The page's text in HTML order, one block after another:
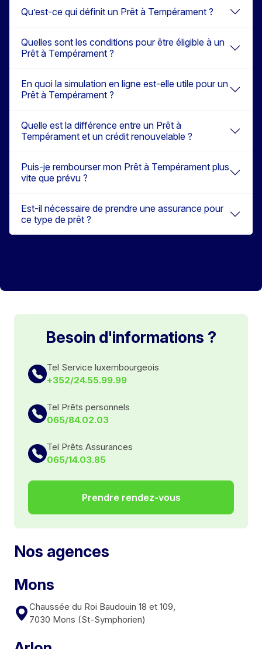
Qu’est-ce qui définit un Prêt à Tempérament ?
Quelles sont les conditions pour être éligible à un
Prêt à Tempérament ?
En quoi la simulation en ligne est-elle utile pour un
Prêt à Tempérament ?
Quelle est la différence entre un Prêt à
Tempérament et un crédit renouvelable ?
Puis-je rembourser mon Prêt à Tempérament plus
vite que prévu ?
Est-il nécessaire de prendre une assurance pour
ce type de prêt ?
Besoin d'informations ?
Tel Service luxembourgeois
+352/24.55.99.99
Tel Prêts personnels
065/84.02.03
Tel Prêts Assurances
065/14.03.85
Prendre rendez-vous
Nos agences
Mons
Chaussée du Roi Baudouin 18 et 109,
7030 Mons (St-Symphorien)